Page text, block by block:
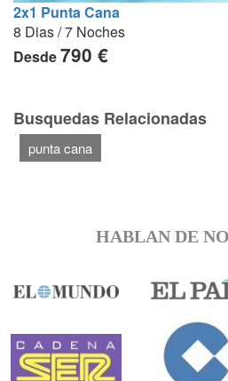
2x1 Punta Cana
8 Dias / 7 Noches
Desde790 €
Busquedas Relacionadas
punta cana
HABLAN DE